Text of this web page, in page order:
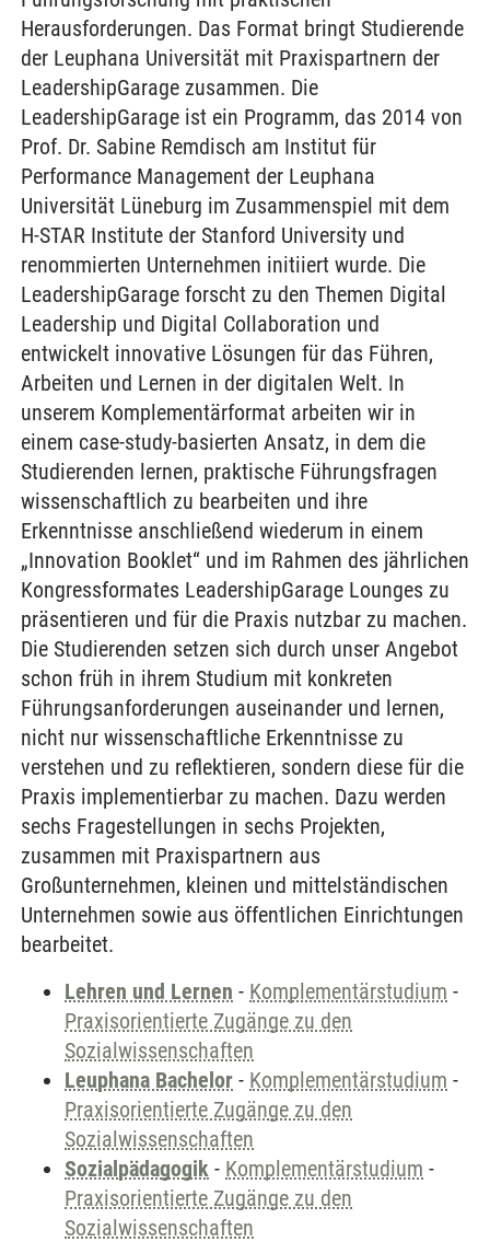
Herausforderungen. Das Format bringt Studierende
der Leuphana Universität mit Praxispartnern der
LeadershipGarage zusammen. Die
LeadershipGarage ist ein Programm, das 2014 von
Prof. Dr. Sabine Remdisch am Institut für
Performance Management der Leuphana
Universität Lüneburg im Zusammenspiel mit dem
H-STAR Institute der Stanford University und
renommierten Unternehmen initiiert wurde. Die
LeadershipGarage forscht zu den Themen Digital
Leadership und Digital Collaboration und
entwickelt innovative Lösungen für das Führen,
Arbeiten und Lernen in der digitalen Welt. In
unserem Komplementärformat arbeiten wir in
einem case-study-basierten Ansatz, in dem die
Studierenden lernen, praktische Führungsfragen
wissenschaftlich zu bearbeiten und ihre
Erkenntnisse anschließend wiederum in einem
„Innovation Booklet“ und im Rahmen des jährlichen
Kongressformates LeadershipGarage Lounges zu
präsentieren und für die Praxis nutzbar zu machen.
Die Studierenden setzen sich durch unser Angebot
schon früh in ihrem Studium mit konkreten
Führungsanforderungen auseinander und lernen,
nicht nur wissenschaftliche Erkenntnisse zu
verstehen und zu reflektieren, sondern diese für die
Praxis implementierbar zu machen. Dazu werden
sechs Fragestellungen in sechs Projekten,
zusammen mit Praxispartnern aus
Großunternehmen, kleinen und mittelständischen
Unternehmen sowie aus öffentlichen Einrichtungen
bearbeitet.
Lehren und Lernen - Komplementärstudium -
Praxisorientierte Zugänge zu den
Sozialwissenschaften
Leuphana Bachelor - Komplementärstudium -
Praxisorientierte Zugänge zu den
Sozialwissenschaften
Sozialpädagogik - Komplementärstudium -
Praxisorientierte Zugänge zu den
Sozialwissenschaften